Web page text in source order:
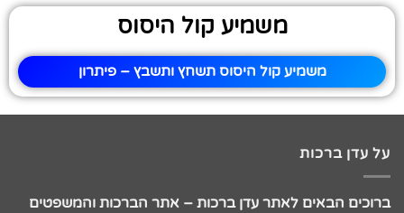
משמיע קול היסוס
משמיע קול היסוס תשחץ ותשבץ – פיתרון
על עדן ברכות
ברוכים הבאים לאתר עדן ברכות – אתר הברכות והמשפטים